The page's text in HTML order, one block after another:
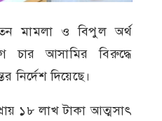
মামলা ও বিপুল অর্থ
চার আসামির বিরুদ্ধে
দিয়েছে।
১৮ লাখ টাকা আত্মসাৎ